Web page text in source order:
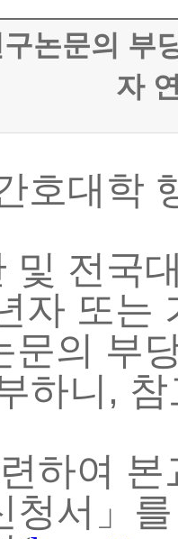
논문의 부
자
호대학
및 전국
자 또는
문의 부
하니,
하여
청서 」